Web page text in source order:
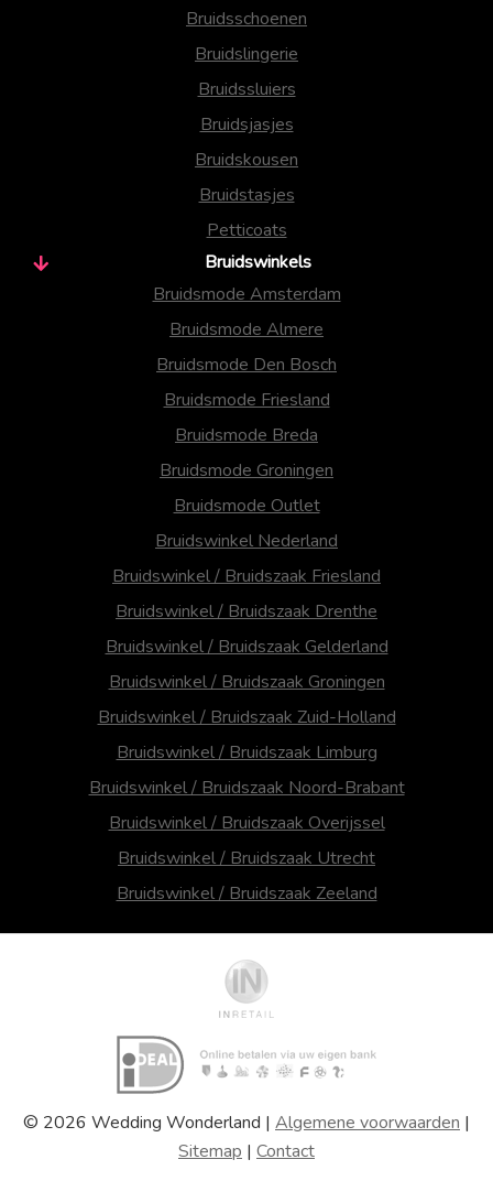
Bruidsschoenen
Bruidslingerie
Bruidssluiers
Bruidsjasjes
Bruidskousen
Bruidstasjes
Petticoats
Bruidswinkels
Bruidsmode Amsterdam
Bruidsmode Almere
Bruidsmode Den Bosch
Bruidsmode Friesland
Bruidsmode Breda
Bruidsmode Groningen
Bruidsmode Outlet
Bruidswinkel Nederland
Bruidswinkel / Bruidszaak Friesland
Bruidswinkel / Bruidszaak Drenthe
Bruidswinkel / Bruidszaak Gelderland
Bruidswinkel / Bruidszaak Groningen
Bruidswinkel / Bruidszaak Zuid-Holland
Bruidswinkel / Bruidszaak Limburg
Bruidswinkel / Bruidszaak Noord-Brabant
Bruidswinkel / Bruidszaak Overijssel
Bruidswinkel / Bruidszaak Utrecht
Bruidswinkel / Bruidszaak Zeeland
© 2026 Wedding Wonderland | Algemene voorwaarden |
Sitemap | Contact